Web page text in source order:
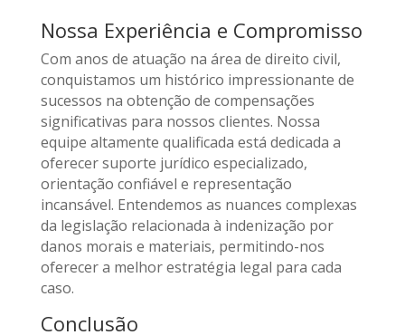
Nossa Experiência e Compromisso
Com anos de atuação na área de direito civil,
conquistamos um histórico impressionante de
sucessos na obtenção de compensações
significativas para nossos clientes. Nossa
equipe altamente qualificada está dedicada a
oferecer suporte jurídico especializado,
orientação confiável e representação
incansável. Entendemos as nuances complexas
da legislação relacionada à indenização por
danos morais e materiais, permitindo-nos
oferecer a melhor estratégia legal para cada
caso.
Conclusão